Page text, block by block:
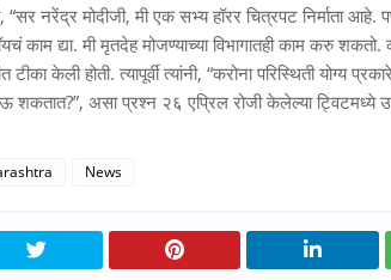
“सर नरेंद्र मोदीजी, मी एक सभ्य हॉरर चित्रपट निर्माता आहे.
काम द्या. मी मृतदेह मोजण्याच्या विभागातही काम करु
केली होती. त्यापूर्वी त्यांनी, “करोना परिस्थिती योग्य
शकतात?”, असा प्रश्न २६ एप्रिल रोजी केलेल्या ट्विटमध्ये
News